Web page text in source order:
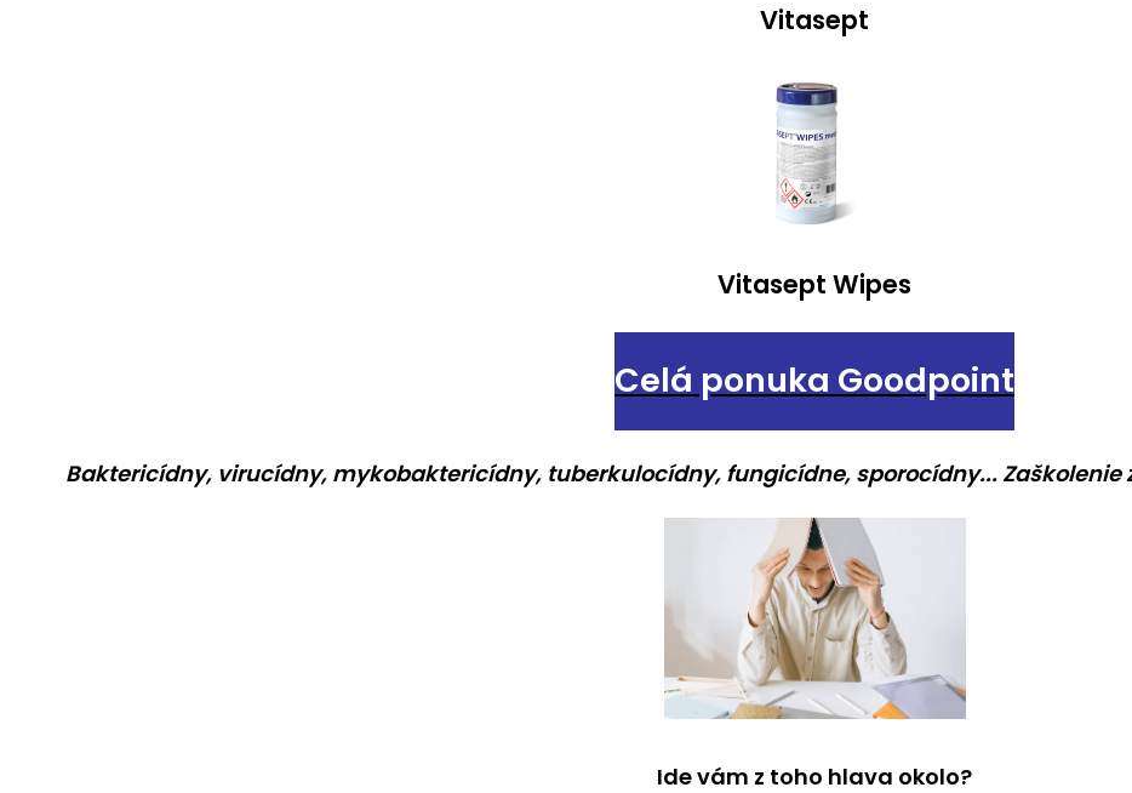
Vitasept
Vitasept Wipes
Celá ponuka Goodpoint
Baktericídny, virucídny, mykobaktericídny, tuberkulocídny, fungicídne, sporocídny...
Ide vám z toho hlava okolo?